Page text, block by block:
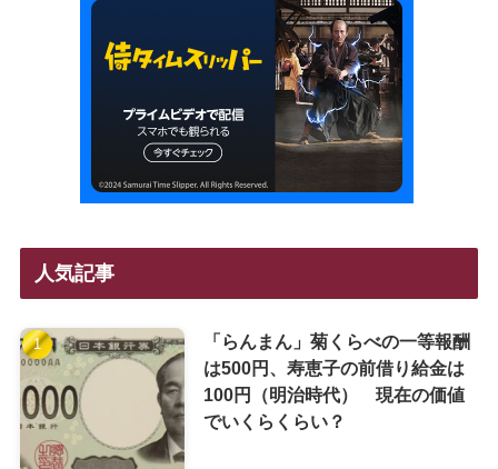
人気記事
「らんまん」菊くらべの一等報酬
は500円、寿恵子の前借り給金は
100円（明治時代） 現在の価値
でいくらくらい？